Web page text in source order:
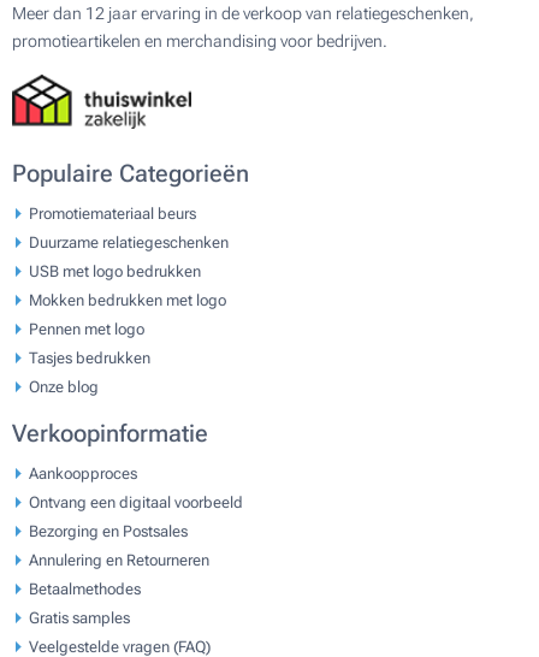
Meer dan 12 jaar ervaring in de verkoop van relatiegeschenken,
promotieartikelen en merchandising voor bedrijven.
Populaire Categorieën
Promotiemateriaal beurs
Duurzame relatiegeschenken
USB met logo bedrukken
Mokken bedrukken met logo
Pennen met logo
Tasjes bedrukken
Onze blog
Verkoopinformatie
Aankoopproces
Ontvang een digitaal voorbeeld
Bezorging en Postsales
Annulering en Retourneren
Betaalmethodes
Gratis samples
Veelgestelde vragen (FAQ)